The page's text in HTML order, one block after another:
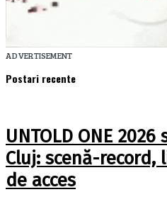
ADVERTISEMENT
Postari recente
UNTOLD ONE
Cluj: scenă-
de acces